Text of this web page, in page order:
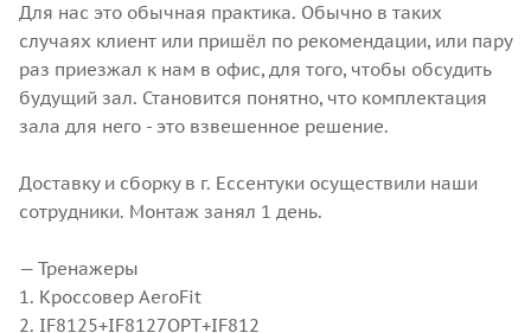
Для нас это обычная практика. Обычно в таких
случаях клиент или пришёл по рекомендации, или пару
раз приезжал к нам в офис, для того, чтобы обсудить
будущий зал. Становится понятно, что комплектация
зала для него - это взвешенное решение.
Доставку и сборку в г. Ессентуки осуществили наши
сотрудники. Монтаж занял 1 день.
— Тренажеры
1. Кроссовер AeroFit
2. IF8125+IF8127OPT+IF812